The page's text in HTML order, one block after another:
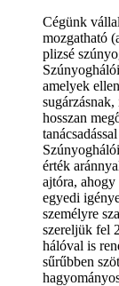
Cégünk
mozgatható
plizsé
amelyek
hosszan
érték
ajtóra, ahogy
egyedi
személyre
szereljük fel
hálóval is
sűrűbben